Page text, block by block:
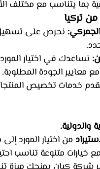
بما يتناسب مع مختلف
تركيا
نحرص على تسهيل
نساعدك في اختيار
معايير الجودة المطلوبة.
خدمات تخصيص
والدولية.
من اختيار المورد
مع خيارات متنوعة تناسب